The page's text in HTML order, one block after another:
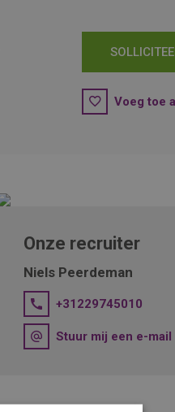
Voeg toe
Onze recruiter
Niels Peerdeman
+31229745010
Stuur mij een e-mail